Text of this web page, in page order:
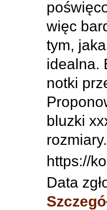
więc
tym,
idealna.
notki
bluzki
rozmiary.
https://
Data